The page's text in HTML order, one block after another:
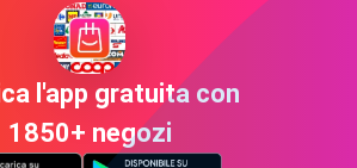
l'app gratuita con
1850+ negozi